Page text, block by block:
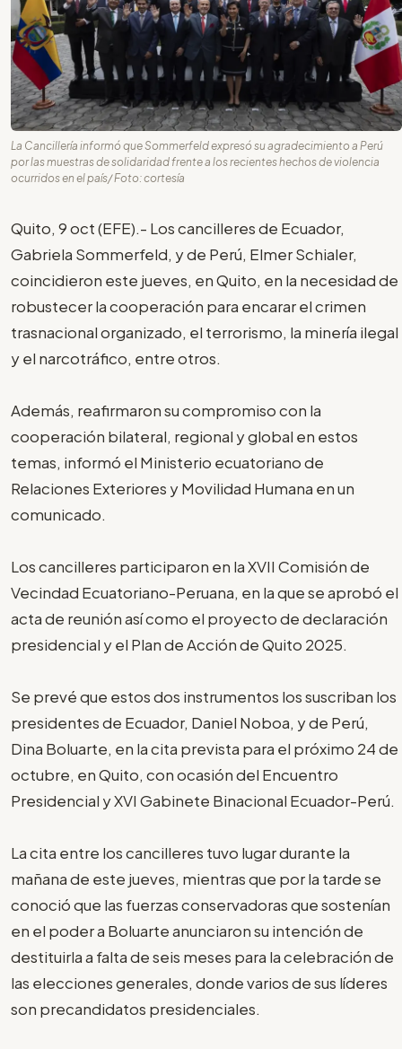
La Cancillería informó que Sommerfeld expresó su agradecimiento a Perú
por las muestras de solidaridad frente a los recientes hechos de violencia
ocurridos en el país/ Foto: cortesía
Quito, 9 oct (EFE).- Los cancilleres de Ecuador,
Gabriela Sommerfeld, y de Perú, Elmer Schialer,
coincidieron este jueves, en Quito, en la necesidad de
robustecer la cooperación para encarar el crimen
trasnacional organizado, el terrorismo, la minería ilegal
y el narcotráfico, entre otros.
Además, reafirmaron su compromiso con la
cooperación bilateral, regional y global en estos
temas, informó el Ministerio ecuatoriano de
Relaciones Exteriores y Movilidad Humana en un
comunicado.
Los cancilleres participaron en la XVII Comisión de
Vecindad Ecuatoriano-Peruana, en la que se aprobó el
acta de reunión así como el proyecto de declaración
presidencial y el Plan de Acción de Quito 2025.
Se prevé que estos dos instrumentos los suscriban los
presidentes de Ecuador, Daniel Noboa, y de Perú,
Dina Boluarte, en la cita prevista para el próximo 24 de
octubre, en Quito, con ocasión del Encuentro
Presidencial y XVI Gabinete Binacional Ecuador-Perú.
La cita entre los cancilleres tuvo lugar durante la
mañana de este jueves, mientras que por la tarde se
conoció que las fuerzas conservadoras que sostenían
en el poder a Boluarte anunciaron su intención de
destituirla a falta de seis meses para la celebración de
las elecciones generales, donde varios de sus líderes
son precandidatos presidenciales.